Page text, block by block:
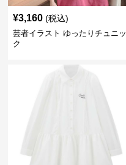
¥3,160 (税込)
芸者イラスト ゆったりチュニッ
ク